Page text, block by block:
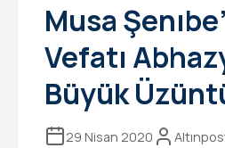
Musa
Vefatı
Büyük
29 Nisan 2020